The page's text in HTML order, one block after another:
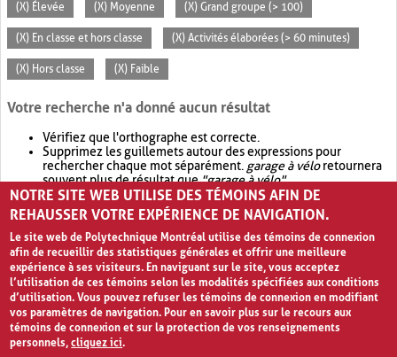
(X) Élevée (X) Moyenne (X) Grand groupe (> 100)
(X) En classe et hors classe (X) Activités élaborées (> 60 minutes)
(X) Hors classe (X) Faible
Votre recherche n'a donné aucun résultat
Vérifiez que l'orthographe est correcte.
Supprimez les guillemets autour des expressions pour
rechercher chaque mot séparément. garage à véloretournera
souvent plus de résultat que"garage à vélo".
Envisagez d'élargir votre recherche avec OR.garage OR vélo
retournera souvent plus de résultat quegarage à vélo
NOTRE SITE WEB UTILISE DES TÉMOINS AFIN DE
REHAUSSER VOTRE EXPÉRIENCE DE NAVIGATION.
Le site web de Polytechnique Montréal utilise des témoins de connexion
afin de recueillir des statistiques générales et offrir une meilleure
expérience à ses visiteurs. En naviguant sur le site, vous acceptez
l’utilisation de ces témoins selon les modalités spécifiées aux conditions
d’utilisation. Vous pouvez refuser les témoins de connexion en modifiant
vos paramètres de navigation. Pour en savoir plus sur le recours aux
témoins de connexion et sur la protection de vos renseignements
personnels,cliquez ici.